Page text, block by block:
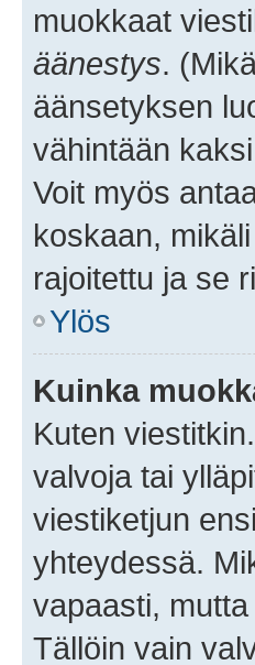
muokkaat
äänestys.
äänsetyksen
vähintään
Voit myös
koskaan,
rajoitettu ja se
Ylös
Kuinka
Kuten
valvoja tai
viestiketjun
yhteydessä.
vapaasti,
Tällöin vain